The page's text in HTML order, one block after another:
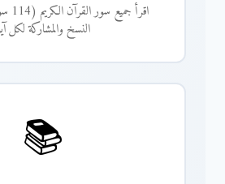
النسخ والمشاركة لكل
📚